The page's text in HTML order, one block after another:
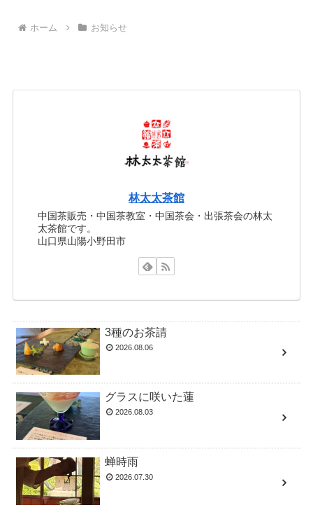
ホーム お知らせ
林太太茶館
中国茶販売・中国茶教室・中国茶会・出張茶会の林太
太茶館です。
山口県山陽小野田市
3種のお茶請
2026.08.06
グラスに咲いた蓮
2026.08.03
蝉時雨
2026.07.30